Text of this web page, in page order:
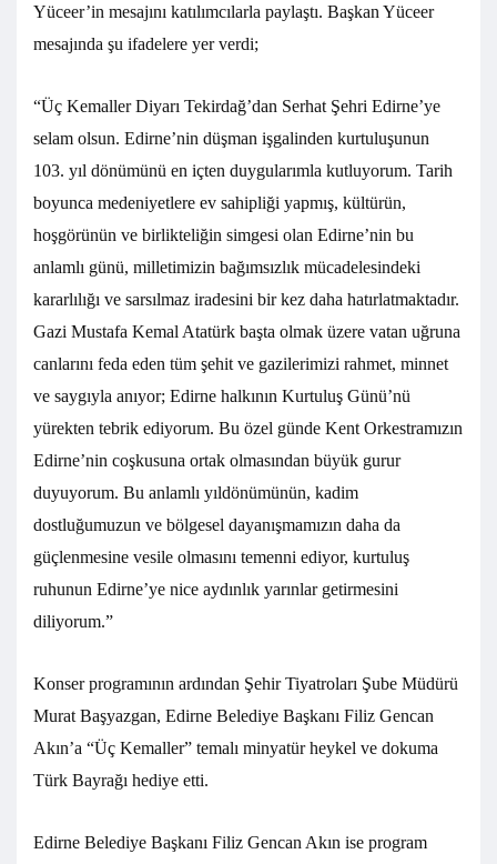
Yüceer’in mesajını katılımcılarla paylaştı. Başkan Yüceer
mesajında şu ifadelere yer verdi;
“Üç Kemaller Diyarı Tekirdağ’dan Serhat Şehri Edirne’ye
selam olsun. Edirne’nin düşman işgalinden kurtuluşunun
103. yıl dönümünü en içten duygularımla kutluyorum. Tarih
boyunca medeniyetlere ev sahipliği yapmış, kültürün,
hoşgörünün ve birlikteliğin simgesi olan Edirne’nin bu
anlamlı günü, milletimizin bağımsızlık mücadelesindeki
kararlılığı ve sarsılmaz iradesini bir kez daha hatırlatmaktadır.
Gazi Mustafa Kemal Atatürk başta olmak üzere vatan uğruna
canlarını feda eden tüm şehit ve gazilerimizi rahmet, minnet
ve saygıyla anıyor; Edirne halkının Kurtuluş Günü’nü
yürekten tebrik ediyorum. Bu özel günde Kent Orkestramızın
Edirne’nin coşkusuna ortak olmasından büyük gurur
duyuyorum. Bu anlamlı yıldönümünün, kadim
dostluğumuzun ve bölgesel dayanışmamızın daha da
güçlenmesine vesile olmasını temenni ediyor, kurtuluş
ruhunun Edirne’ye nice aydınlık yarınlar getirmesini
diliyorum.”
Konser programının ardından Şehir Tiyatroları Şube Müdürü
Murat Başyazgan, Edirne Belediye Başkanı Filiz Gencan
Akın’a “Üç Kemaller” temalı minyatür heykel ve dokuma
Türk Bayrağı hediye etti.
Edirne Belediye Başkanı Filiz Gencan Akın ise program